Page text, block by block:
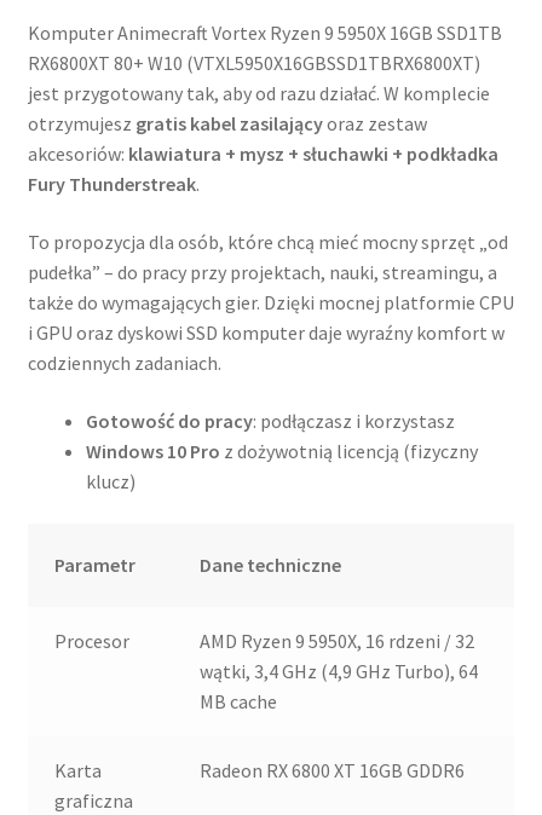
Komputer Animecraft Vortex Ryzen 9 5950X 16GB SSD1TB
RX6800XT 80+ W10 (VTXL5950X16GBSSD1TBRX6800XT)
jest przygotowany tak, aby od razu działać. W komplecie
otrzymujesz gratis kabel zasilającyoraz zestaw
akcesoriów: klawiatura + mysz + słuchawki + podkładka
Fury Thunderstreak.
To propozycja dla osób, które chcą mieć mocny sprzęt „od
pudełka” – do pracy przy projektach, nauki, streamingu, a
także do wymagających gier. Dzięki mocnej platformie CPU
i GPU oraz dyskowi SSD komputer daje wyraźny komfort w
codziennych zadaniach.
Gotowość do pracy: podłączasz i korzystasz
Windows 10 Pro z dożywotnią licencją (fizyczny
klucz)
Parametr Dane techniczne
Procesor
AMD Ryzen 9 5950X, 16 rdzeni / 32
wątki, 3,4 GHz (4,9 GHz Turbo), 64
MB cache
Karta
graficzna
Radeon RX 6800 XT 16GB GDDR6